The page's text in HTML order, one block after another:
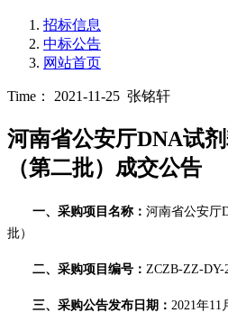
招标信息
中标公告
网站首页
Time： 2021-11-25 张铭轩
河南省公安厅DNA试
（第二批）成交公告
一、采购项目名称： 河南省公安厅
批）
二、采购项目编号： ZCZB-ZZ-DY-
三、采购公告发布日期： 2021年11